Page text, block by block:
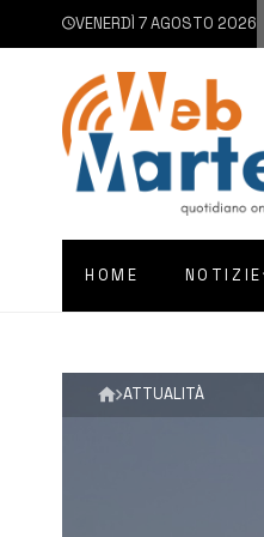
VENERDÌ 7 AGOSTO 2026
7
HOME NOTIZIE
ATTUALITÀ